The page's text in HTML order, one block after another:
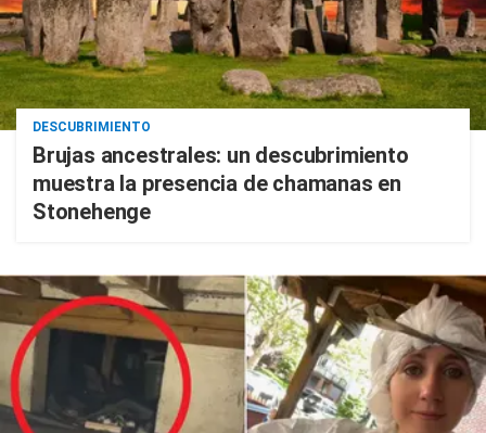
DESCUBRIMIENTO
Brujas ancestrales: un descubrimiento
muestra la presencia de chamanas en
Stonehenge